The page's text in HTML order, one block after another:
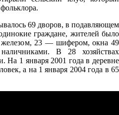
69 дворов, в подавляющем
граждане, жителей было
железом, 23 — шифером, окна 49
В 28 хозяйствах
1 января 2001 года в деревне
а на 1 января 2004 года в 65